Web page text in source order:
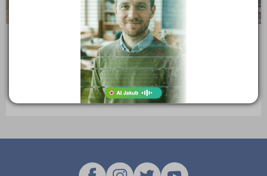
Pedagogika a sociální péče
Šance na přijetí
Integrovaná střední škola automobilní Brno,
příspěvková organizace
Křižíkova 106/15, 61200 Brno
Ředitel: Ing. Milan Chylík